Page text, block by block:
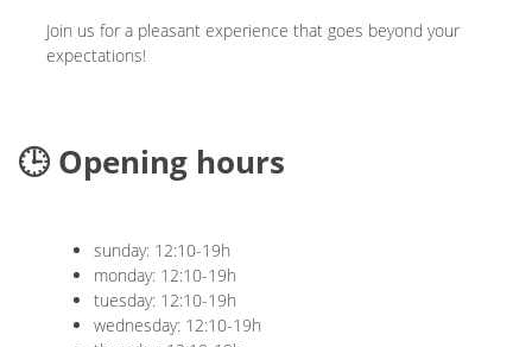
Join us for a pleasant experience that goes beyond your
expectations!
🕒 Opening hours
sunday: 12:10-19h
monday: 12:10-19h
tuesday: 12:10-19h
wednesday: 12:10-19h